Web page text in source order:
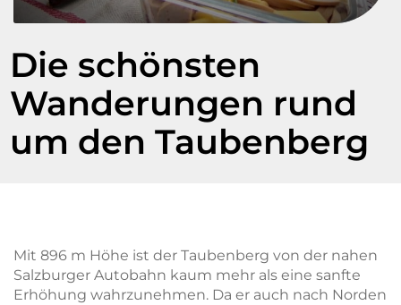
Die schönsten
Wanderungen rund
um den Taubenberg
Mit 896 m Höhe ist der Taubenberg von der nahen
Salzburger Autobahn kaum mehr als eine sanfte
Erhöhung wahrzunehmen. Da er auch nach Norden